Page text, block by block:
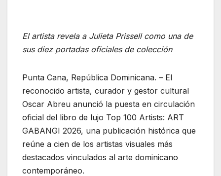
El artista revela a Julieta Prissell como una de
sus diez portadas oficiales de colección
Punta Cana, República Dominicana. – El
reconocido artista, curador y gestor cultural
Oscar Abreu anunció la puesta en circulación
oficial del libro de lujo Top 100 Artists: ART
GABANGI 2026, una publicación histórica que
reúne a cien de los artistas visuales más
destacados vinculados al arte dominicano
contemporáneo.